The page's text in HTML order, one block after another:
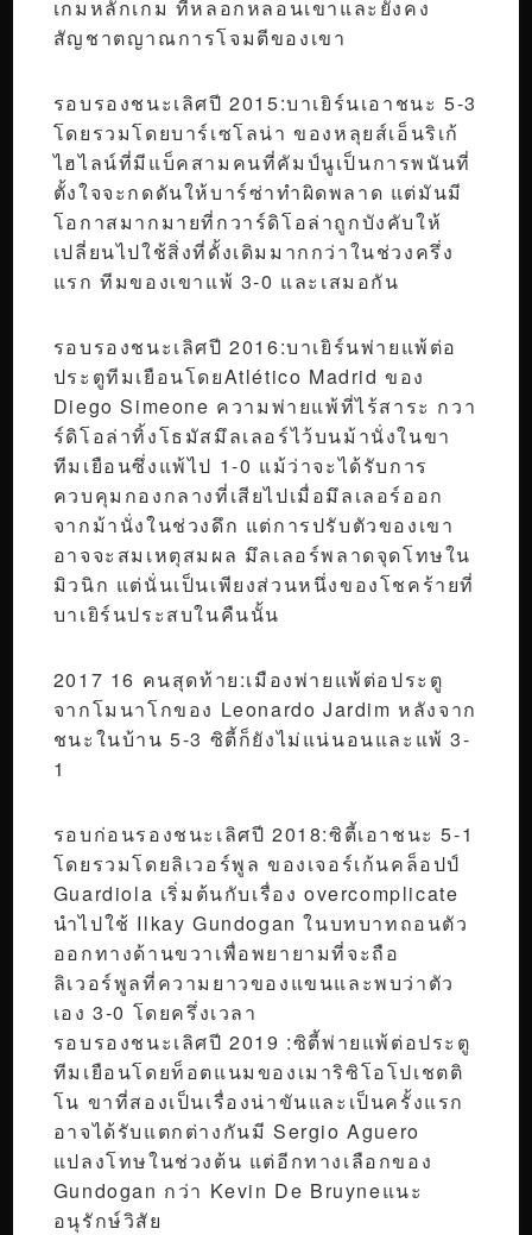
เกมหลักเกม ที่หลอกหลอนเขาและยังคง
สัญชาตญาณการโจมตีของเขา
รอบรองชนะเลิศปี 2015:บาเยิร์นเอาชนะ 5-3
โดยรวมโดยบาร์เซโลน่า ของหลุยส์เอ็นริเก้
ไฮไลน์ที่มีแบ็คสามคนที่คัมป์นูเป็นการพนันที่
ตั้งใจจะกดดันให้บาร์ซ่าทำผิดพลาด แต่มันมี
โอกาสมากมายที่กวาร์ดิโอล่าถูกบังคับให้
เปลี่ยนไปใช้สิ่งที่ดั้งเดิมมากกว่าในช่วงครึ่ง
แรก ทีมของเขาแพ้ 3-0 และเสมอกัน
รอบรองชนะเลิศปี 2016:บาเยิร์นพ่ายแพ้ต่อ
ประตูทีมเยือนโดยAtlético Madrid ของ
Diego Simeone ความพ่ายแพ้ที่ไร้สาระ กวา
ร์ดิโอล่าทิ้งโธมัสมึลเลอร์ไว้บนม้านั่งในขา
ทีมเยือนซึ่งแพ้ไป 1-0 แม้ว่าจะได้รับการ
ควบคุมกองกลางที่เสียไปเมื่อมึลเลอร์ออก
จากม้านั่งในช่วงดึก แต่การปรับตัวของเขา
อาจจะสมเหตุสมผล มึลเลอร์พลาดจุดโทษใน
มิวนิก แต่นั่นเป็นเพียงส่วนหนึ่งของโชคร้ายที่
บาเยิร์นประสบในคืนนั้น
2017 16 คนสุดท้าย:เมืองพ่ายแพ้ต่อประตู
จากโมนาโกของ Leonardo Jardim หลังจาก
ชนะในบ้าน 5-3 ซิตี้ก็ยังไม่แน่นอนและแพ้ 3-
1
รอบก่อนรองชนะเลิศปี 2018:ซิตี้เอาชนะ 5-1
โดยรวมโดยลิเวอร์พูล ของเจอร์เก้นคล็อปป์
Guardiola เริ่มต้นกับเรื่อง overcomplicate
นำไปใช้ Ilkay Gundogan ในบทบาทถอนตัว
ออกทางด้านขวาเพื่อพยายามที่จะถือ
ลิเวอร์พูลที่ความยาวของแขนและพบว่าตัว
เอง 3-0 โดยครึ่งเวลา
รอบรองชนะเลิศปี 2019 :ซิตี้พ่ายแพ้ต่อประตู
ทีมเยือนโดยท็อตแนมของเมาริซิโอโปเชตติ
โน ขาที่สองเป็นเรื่องน่าขันและเป็นครั้งแรก
อาจได้รับแตกต่างกันมี Sergio Aguero
แปลงโทษในช่วงต้น แต่อีกทางเลือกของ
Gundogan กว่า Kevin De Bruyneแนะ
อนุรักษ์วิสัย